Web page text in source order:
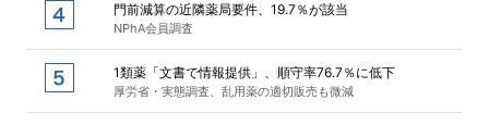
門前減算の近隣薬局要件、19.7％が該当
NPhA会員調査
1類薬「文書で情報提供」、順守率76.7％に低下
厚労省・実態調査、乱用薬の適切販売も微減